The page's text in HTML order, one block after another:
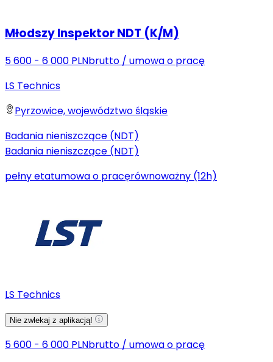
Młodszy Inspektor NDT (K/M)
5 600 - 6 000 PLNbrutto / umowa o pracę
LS Technics
Pyrzowice, województwo śląskie
Badania nieniszczące (NDT)
Badania nieniszczące (NDT)
pełny etatumowa o pracęrównoważny (12h)
LS Technics
Nie zwlekaj z aplikacją!
5 600 - 6 000 PLNbrutto / umowa o pracę